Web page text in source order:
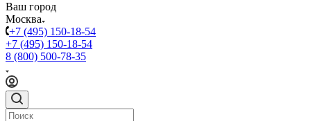
Ваш город
Москва
+7 (495) 150-18-54
+7 (495) 150-18-54
8 (800) 500-78-35